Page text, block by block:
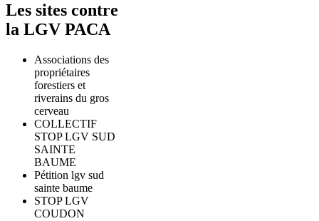
Les sites contre
la LGV PACA
Associations des
propriétaires
forestiers et
riverains du gros
cerveau
COLLECTIF
STOP LGV SUD
SAINTE
BAUME
Pétition lgv sud
sainte baume
STOP LGV
COUDON